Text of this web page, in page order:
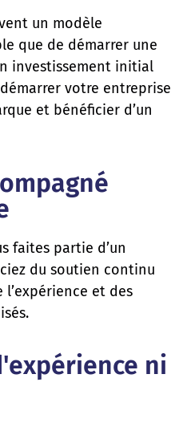
un modèle
que de démarrer une
investissement initial
votre entreprise
et bénéficier d’un
faites partie d’un
du soutien continu
l’expérience et des
ni